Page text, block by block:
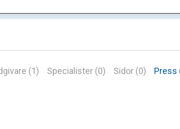
(1) Specialister (0) Sidor (0) Press